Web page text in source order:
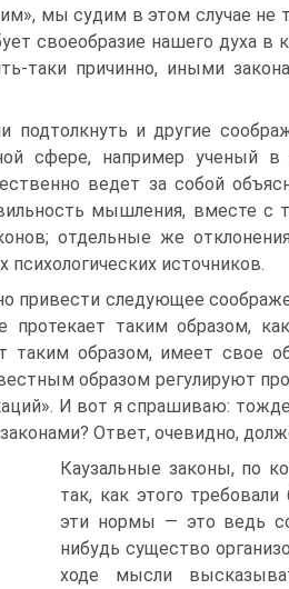
мы судим в этом случае не
своеобразие нашего духа
таки причинно, иными
подтолкнуть и другие
сфере, например ученый в
ведет за собой
мышления, вместе с
отдельные же
источников.
привести следующее
таким образом,
таким образом, имеет свое
образом регулируют
И вот я спрашиваю:
Ответ, очевидно,
Каузальные законы, по
так, как этого
эти нормы — это ведь
нибудь существо
ходе мысли